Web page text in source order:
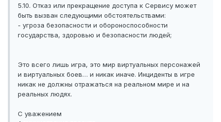
5.10. Отказ или прекращение доступа к Сервису может
быть вызван следующими обстоятельствами:
- угроза безопасности и обороноспособности
государства, здоровью и безопасности людей;
Это всего лишь игра, это мир виртуальных персонажей
и виртуальных боев… и никак иначе. Инциденты в игре
никак не должны отражаться на реальном мире и на
реальных людях.
С уважением